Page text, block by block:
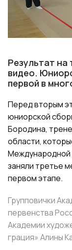
Результат на
видео.
первой в
Перед вторым
юниорской
Бородина,
области,
Международной
заняли третье
первом этапе.
Групповички
первенства
Академии
грация» Алины